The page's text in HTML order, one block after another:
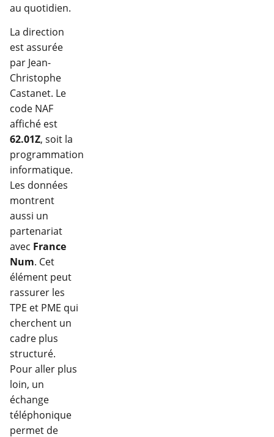
au quotidien.
La direction
est assurée
par Jean-
Christophe
Castanet. Le
code NAF
affiché est
62.01Z, soit la
programmation
informatique.
Les données
montrent
aussi un
partenariat
avec France
Num. Cet
élément peut
rassurer les
TPE et PME qui
cherchent un
cadre plus
structuré.
Pour aller plus
loin, un
échange
téléphonique
permet de